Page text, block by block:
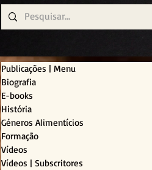
Publicações | Menu
Biografia
E-books
História
Géneros Alimentícios
Formação
Vídeos
Vídeos | Subscritores